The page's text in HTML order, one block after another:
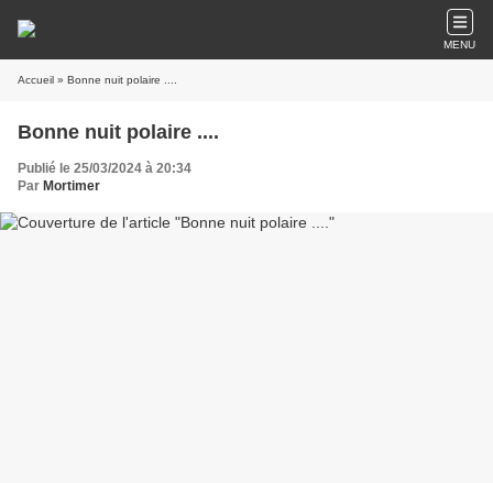
MENU
Accueil » Bonne nuit polaire ....
Bonne nuit polaire ....
Publié le 25/03/2024 à 20:34
Par Mortimer